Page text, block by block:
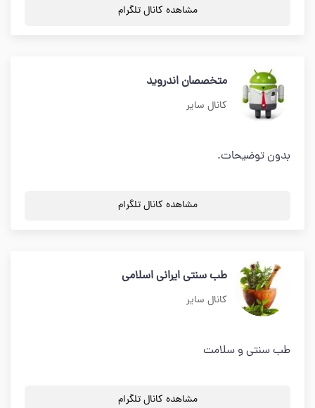
مشاهده کانال تلگرام
متخصصان اندروید
کانال سایر
بدون توضیحات.
مشاهده کانال تلگرام
طب سنتى ايرانى اسلامى
کانال سایر
طب سنتی و سلامت
مشاهده کانال تلگرام